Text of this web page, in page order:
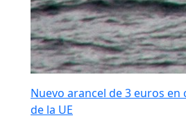
Nuevo arancel de 3 euros
de la UE